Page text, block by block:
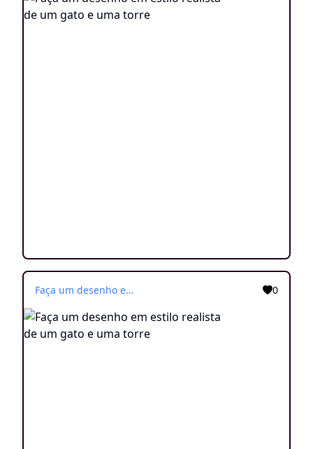
Faça um desenho em estilo realista de um gato e uma torre 0